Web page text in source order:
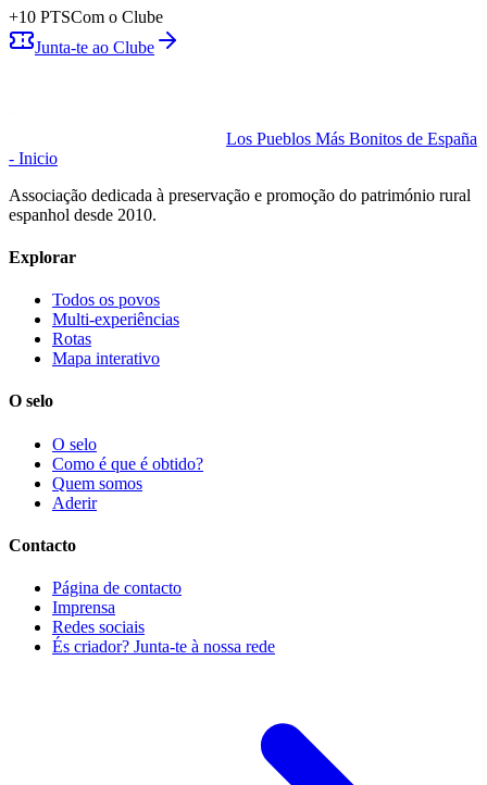
+10 PTSCom o Clube
Junta-te ao Clube
Los Pueblos Más Bonitos de España
- Inicio
Associação dedicada à preservação e promoção do património rural
espanhol desde 2010.
Explorar
Todos os povos
Multi-experiências
Rotas
Mapa interativo
O selo
O selo
Como é que é obtido?
Quem somos
Aderir
Contacto
Página de contacto
Imprensa
Redes sociais
És criador? Junta-te à nossa rede